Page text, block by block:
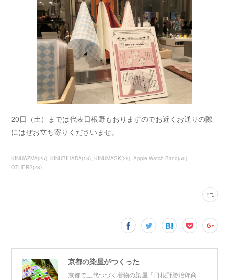
20日（土）までは代表日根野もおりますのでお近くお通りの際
にはぜお立ち寄りくださいませ。
KINUAZMA(25) KINUBIHADA(13) KINUMASK(29) Apple Watch Band(50)
OTHERS(28)
京都の染屋がつくった
京都で三代つづく着物の染屋「日根野勝治郎商